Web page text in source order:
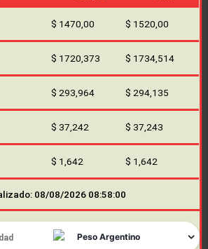
$ 1470,00 $ 1520,00
$ 1720,373 $ 1734,514
$ 293,964 $ 294,135
$ 37,242 $ 37,243
$ 1,642 $ 1,642
08/08/2026 08:58:00